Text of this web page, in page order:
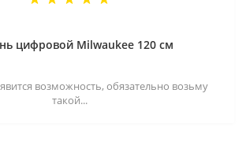
цифровой Milwaukee 120 см
возможность, обязательно возьму
такой...